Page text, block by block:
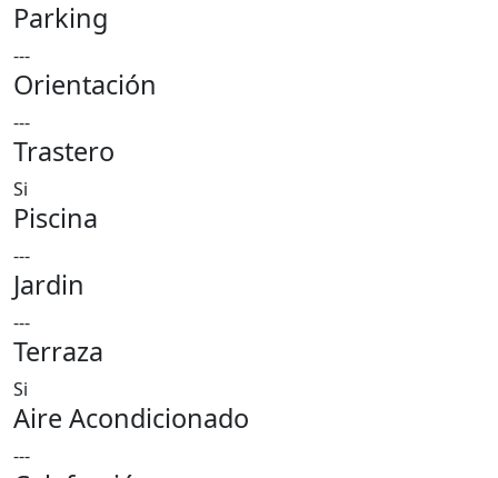
Parking
---
Orientación
---
Trastero
Si
Piscina
---
Jardin
---
Terraza
Si
Aire Acondicionado
---